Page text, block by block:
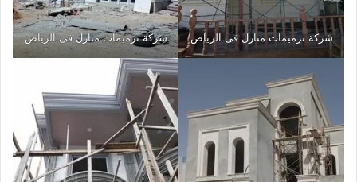
شركة ترميمات منازل فى الرياض شركة ترميمات منازل فى الرياض